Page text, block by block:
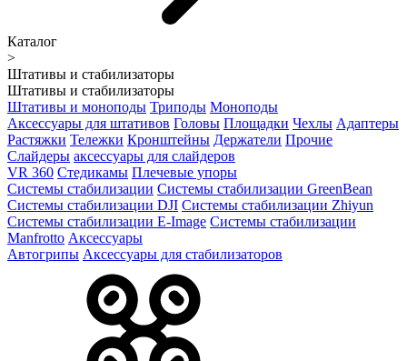
Каталог
>
Штативы и стабилизаторы
Штативы и стабилизаторы
Штативы и моноподы Триподы Моноподы
Аксессуары для штативов Головы Площадки Чехлы Адаптеры
Растяжки Тележки Кронштейны Держатели Прочие
Слайдеры аксессуары для слайдеров
VR 360 Стедикамы Плечевые упоры
Системы стабилизации Системы стабилизации GreenBean
Системы стабилизации DJI Системы стабилизации Zhiyun
Системы стабилизации E-Image Системы стабилизации
Manfrotto Аксессуары
Автогрипы Аксессуары для стабилизаторов